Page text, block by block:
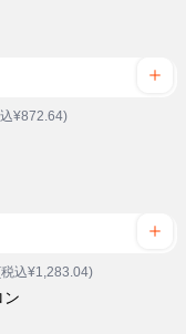
¥872.64)
込¥1,283.04)
ン